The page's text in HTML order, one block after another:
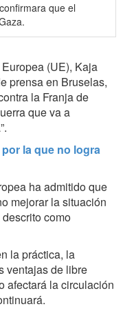
que el
(UE), Kaja
prensa en Bruselas,
la Franja de
que va a
la que no logra
ha admitido que
mejorar la situación
como
la práctica, la
ventajas de libre
afectará la circulación